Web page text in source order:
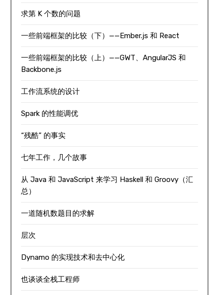
求第 K 个数的问题
一些前端框架的比较（下）——Ember.js 和 React
一些前端框架的比较（上）——GWT、AngularJS 和
Backbone.js
工作流系统的设计
Spark 的性能调优
“残酷” 的事实
七年工作，几个故事
从 Java 和 JavaScript 来学习 Haskell 和 Groovy（汇
总）
一道随机数题目的求解
层次
Dynamo 的实现技术和去中心化
也谈谈全栈工程师